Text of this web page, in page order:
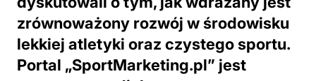
zrównoważony rozwój w środowisku
lekkiej atletyki oraz czystego sportu.
Portal „SportMarketing.pl” jest